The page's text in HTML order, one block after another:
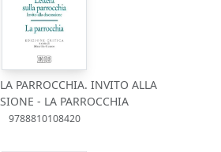
PARROCCHIA. INVITO ALLA
- LA PARROCCHIA
9788810108420